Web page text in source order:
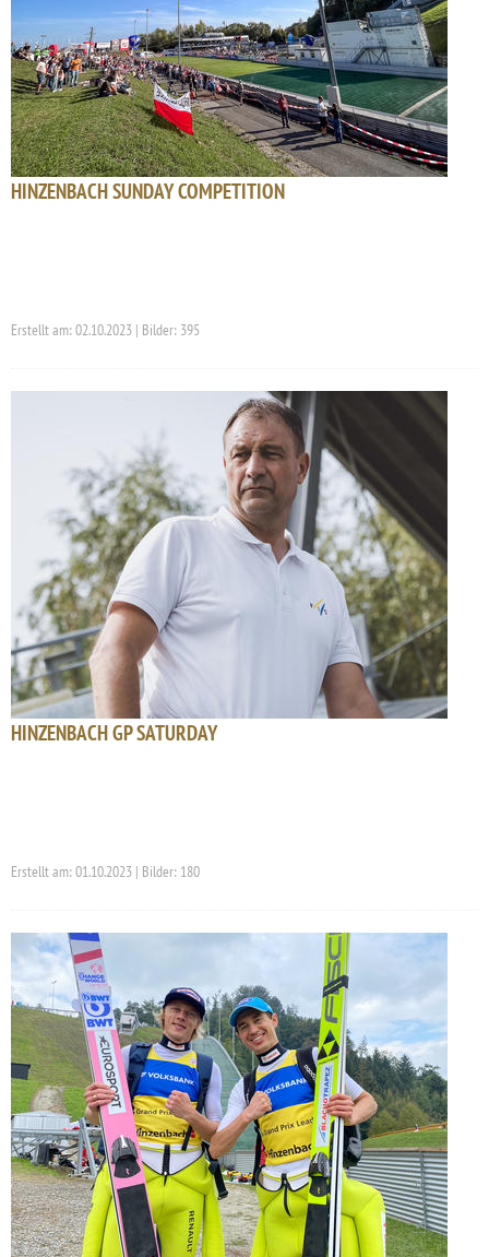
HINZENBACH SUNDAY COMPETITION
Erstellt am: 02.10.2023 | Bilder: 395
HINZENBACH GP SATURDAY
Erstellt am: 01.10.2023 | Bilder: 180